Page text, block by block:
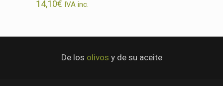
14,10€ IVA inc.
De los olivos y de su aceite